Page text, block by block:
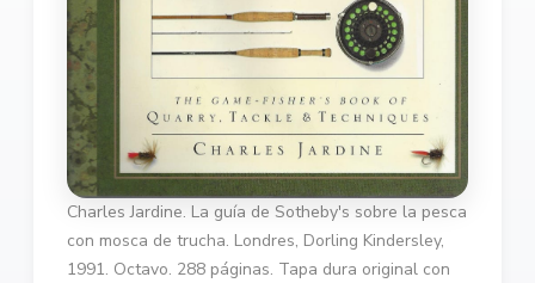
Charles Jardine. La guía de Sotheby's sobre la pesca
con mosca de trucha. Londres, Dorling Kindersley,
1991. Octavo. 288 páginas. Tapa dura original con